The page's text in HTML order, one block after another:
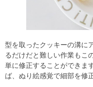
型を取ったクッキーの溝に
るだけだと難しい作業もこ
単に修正することができま
ば、ぬり絵感覚で細部を修